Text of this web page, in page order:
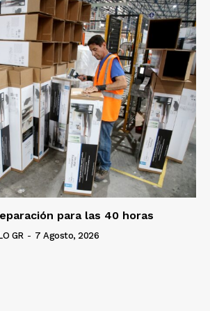
para las 40 horas
GR - 7 Agosto, 2026